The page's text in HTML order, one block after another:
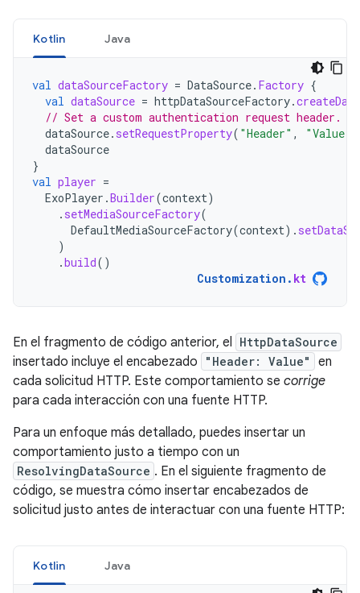
Kotlin Java
val dataSourceFactory = DataSource. Factory {
val dataSource = httpDataSourceFactory.
// Set a custom authentication request header.
dataSource. setRequestProperty( "Header" , "Value"
dataSource
}
val player =
ExoPlayer .Builder(context)
. setMediaSourceFactory(
DefaultMediaSourceFactory(context).
)
.build()
Customization . kt
En el fragmento de código anterior, el HttpDataSource
insertado incluye el encabezado "Header: Value"
en
cada solicitud HTTP. Este comportamiento se corrige
para cada interacción con una fuente HTTP.
Para un enfoque más detallado, puedes insertar un
comportamiento justo a tiempo con un
ResolvingDataSource . En el siguiente fragmento de
código, se muestra cómo insertar encabezados de
solicitud justo antes de interactuar con una fuente HTTP:
Kotlin Java